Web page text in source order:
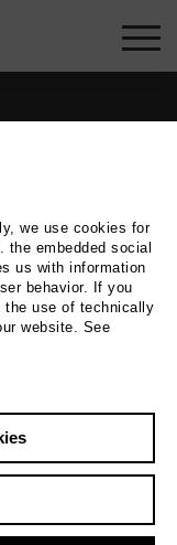
we use cookies for
embedded social
us with information
behavior. If you
use of technically
website. See